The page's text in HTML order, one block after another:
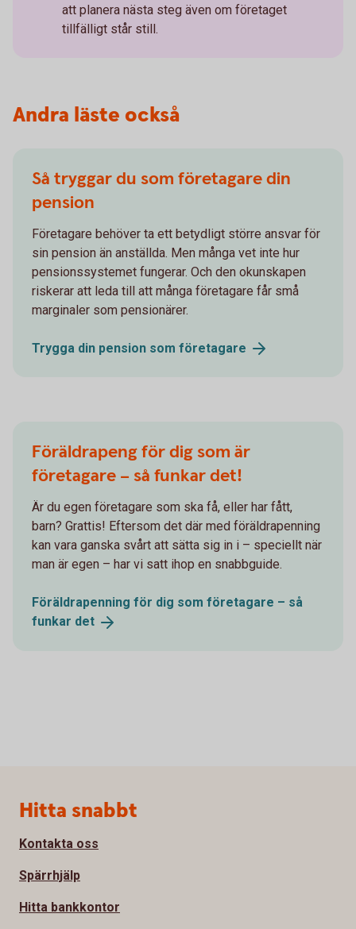
att planera nästa steg även om företaget
tillfälligt står still.
Andra läste också
Så tryggar du som företagare din
pension
Företagare behöver ta ett betydligt större ansvar för
sin pension än anställda. Men många vet inte hur
pensionssystemet fungerar. Och den okunskapen
riskerar att leda till att många företagare får små
marginaler som pensionärer.
Trygga din pension som företagare
Föräldrapeng för dig som är
företagare – så funkar det!
Är du egen företagare som ska få, eller har fått,
barn? Grattis! Eftersom det där med föräldrapenning
kan vara ganska svårt att sätta sig in i – speciellt när
man är egen – har vi satt ihop en snabbguide.
Föräldrapenning för dig som företagare – så
funkar det
Sidfot
Hitta snabbt
Kontakta oss
Spärrhjälp
Hitta bankkontor